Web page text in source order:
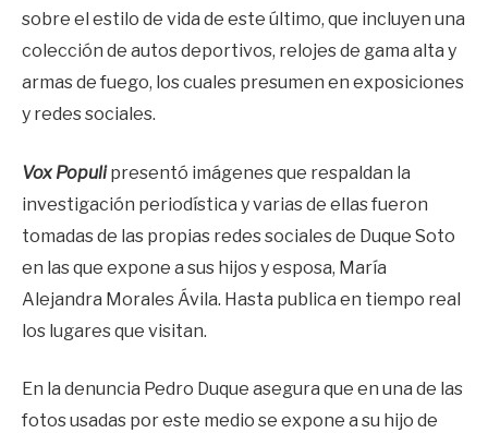
sobre el estilo de vida de este último, que incluyen una
colección de autos deportivos, relojes de gama alta y
armas de fuego, los cuales presumen en exposiciones
y redes sociales.
Vox Populipresentó imágenes que respaldan la
investigación periodística y varias de ellas fueron
tomadas de las propias redes sociales de Duque Soto
en las que expone a sus hijos y esposa, María
Alejandra Morales Ávila. Hasta publica en tiempo real
los lugares que visitan.
En la denuncia Pedro Duque asegura que en una de las
fotos usadas por este medio se expone a su hijo de